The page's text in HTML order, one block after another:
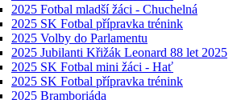
2025 Fotbal mladší žáci - Chuchelná
2025 SK Fotbal přípravka trénink
2025 Volby do Parlamentu
2025 Jubilanti Křižák Leonard 88 let 2025
2025 SK Fotbal mini žáci - Hať
2025 SK Fotbal přípravka trénink
2025 Bramboriáda